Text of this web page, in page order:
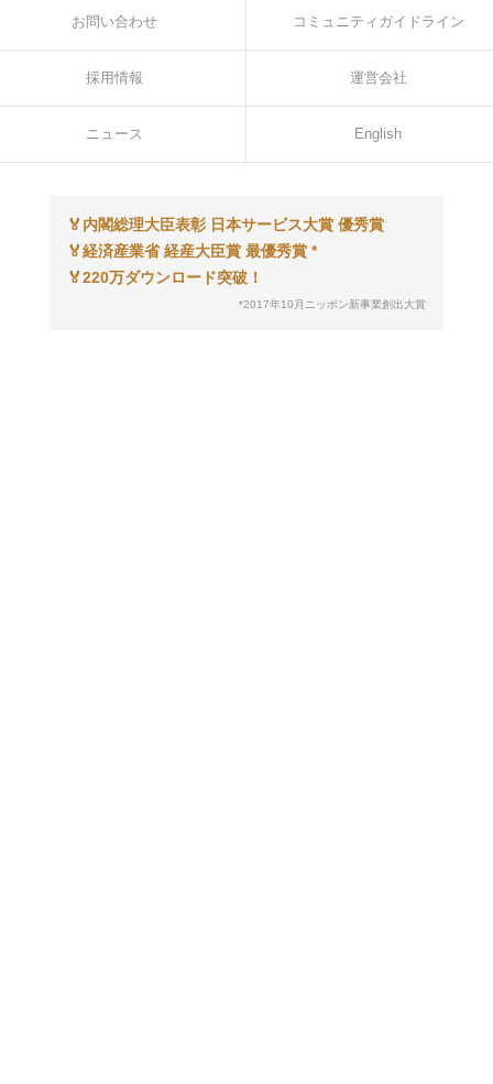
お問い合わせ コミュニティガイドライン
採用情報 運営会社
ニュース English
🏅 内閣総理大臣表彰 日本サービス大賞 優秀賞
🏅経済産業省 経産大臣賞 最優秀賞 *
🏅220万ダウンロード突破！
*2017年10月ニッポン新事業創出大賞